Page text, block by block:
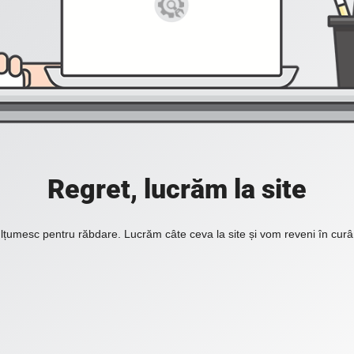
Regret, lucrăm la site
pentru răbdare. Lucrăm câte ceva la site și vom reveni în